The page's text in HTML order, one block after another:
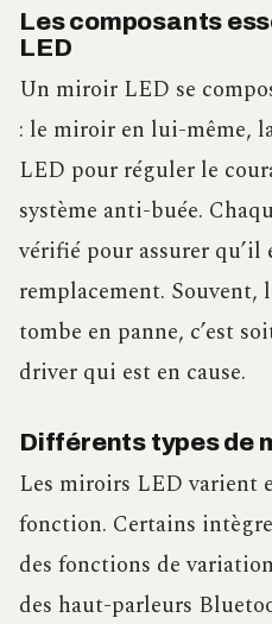
Les composants
LED
Un miroir LED se
: le miroir en lui-même,
LED pour réguler le
système anti-buée.
vérifié pour assurer qu’il
remplacement.
tombe en panne, c’est
driver qui est en cause.
Différents types de
Les miroirs LED varient
fonction. Certains
des fonctions de
des haut-parleurs